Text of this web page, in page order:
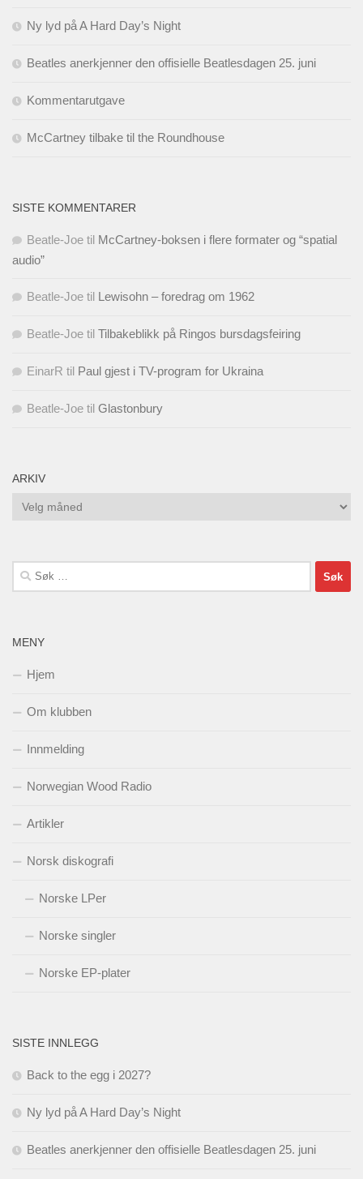
Ny lyd på A Hard Day’s Night
Beatles anerkjenner den offisielle Beatlesdagen 25. juni
Kommentarutgave
McCartney tilbake til the Roundhouse
SISTE KOMMENTARER
Beatle-Joe til McCartney-boksen i flere formater og “spatial
audio”
Beatle-Joe til Lewisohn – foredrag om 1962
Beatle-Joe til Tilbakeblikk på Ringos bursdagsfeiring
EinarR til Paul gjest i TV-program for Ukraina
Beatle-Joe til Glastonbury
ARKIV
Arkiv
Søk
etter:
MENY
Hjem
Om klubben
Innmelding
Norwegian Wood Radio
Artikler
Norsk diskografi
Norske LPer
Norske singler
Norske EP-plater
SISTE INNLEGG
Back to the egg i 2027?
Ny lyd på A Hard Day’s Night
Beatles anerkjenner den offisielle Beatlesdagen 25. juni